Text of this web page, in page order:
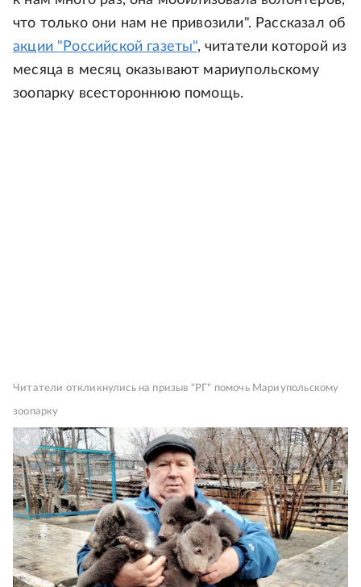
что только они нам не привозили". Рассказал об
акции "Российской газеты", читатели которой из
месяца в месяц оказывают мариупольскому
зоопарку всестороннюю помощь.
Читатели откликнулись на призыв "РГ" помочь Мариупольскому
зоопарку